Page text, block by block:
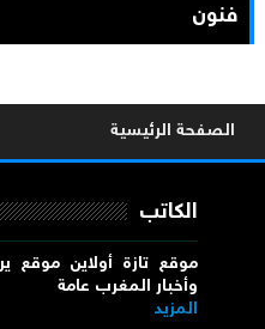
فنون
الصفحة الرئيسية
الكاتب
موقع تازة أولاين موقع
وأخبار المغرب عامة
المزيد